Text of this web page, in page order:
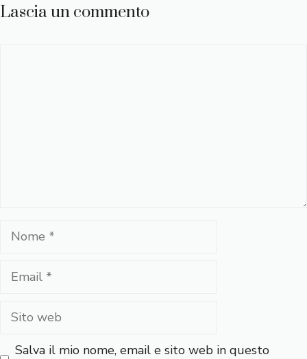
Lascia un commento
Nome
Email
Sito
Salva il mio nome, email e sito web in questo